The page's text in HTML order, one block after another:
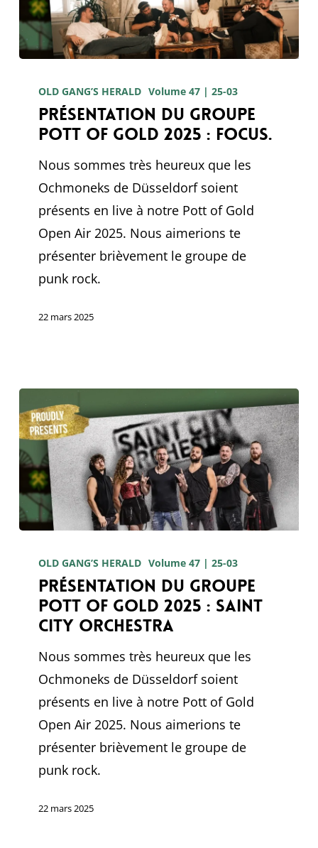
groupe
Pott
Gold
2025
focus.
OLD GANG’S HERALD Volume 47 | 25-03
Présentation du groupe
Pott of Gold 2025 : focus.
Nous sommes très heureux que les
Ochmoneks de Düsseldorf soient
présents en live à notre Pott of Gold
Open Air 2025. Nous aimerions te
présenter brièvement le groupe de
punk rock.
22 mars 2025
groupe
Pott
Gold
2025
Saint
City
Orchestra
OLD GANG’S HERALD Volume 47 | 25-03
Présentation du groupe
Pott of Gold 2025 : Saint
City Orchestra
Nous sommes très heureux que les
Ochmoneks de Düsseldorf soient
présents en live à notre Pott of Gold
Open Air 2025. Nous aimerions te
présenter brièvement le groupe de
punk rock.
22 mars 2025